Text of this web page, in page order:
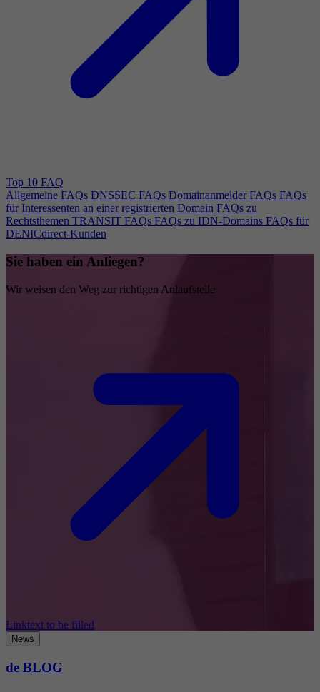
Top 10 FAQ
Allgemeine FAQs DNSSEC FAQs Domainanmelder FAQs FAQs
für Interessenten an einer registrierten Domain FAQs zu
Rechtsthemen TRANSIT FAQs FAQs zu IDN-Domains FAQs für
DENICdirect-Kunden
Sie haben ein Anliegen?
Wir weisen den Weg zur richtigen Anlaufstelle
Linktext to be filled
News
de BLOG